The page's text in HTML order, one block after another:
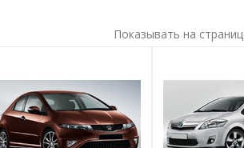
Показывать на